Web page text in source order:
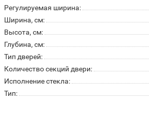
Регулируемая ширина:
Ширина, см:
Высота, см:
Глубина, см:
Тип дверей:
Количество секций двери:
Исполнение стекла:
Тип: